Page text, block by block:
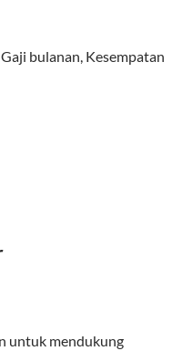
bulanan, Kesempatan
untuk mendukung